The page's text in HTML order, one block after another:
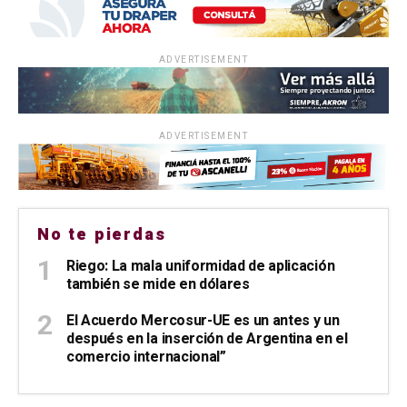
ADVERTISEMENT
ADVERTISEMENT
No te pierdas
Riego: La mala uniformidad de aplicación
también se mide en dólares
El Acuerdo Mercosur-UE es un antes y un
después en la inserción de Argentina en el
comercio internacional”